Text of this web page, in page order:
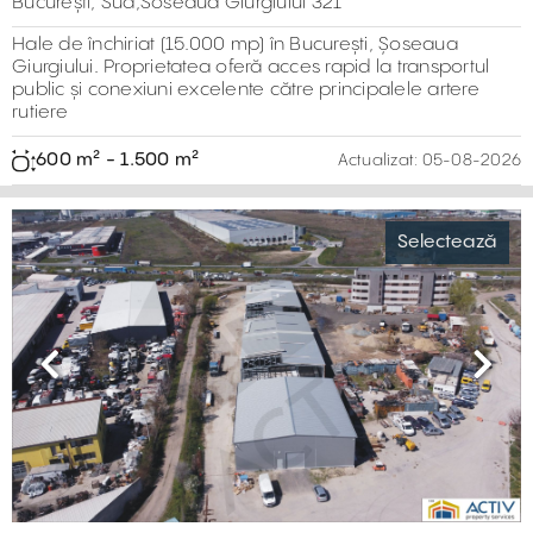
București, Nord,Strada Panduri, Rudeni
Spațiu industrial disponibil pentru închiriere în TBM Park,
un parc industrial modern situat în nord-vestul
Bucureștiului, zona Rudeni/Chitila, pe Strada Panduri.
600 m² - 1.400 m² Actualizat: 05-08-2026
Selectează
Previous Next
Hala de inchiriat - Bulevardul Timisoara
București, Vest,Bd. Timisoara 104a
Hală industrială disponibilă pentru închiriere în București,
situată pe Bulevardul Timișoara, la aproximativ 5 km de
Autostrada A1 și de Drumul Național Centura București.
Proprietatea beneficiază de acces facil la transport public
și de infrastructură industrială completă, fiind potrivită
pentru producție, depozitare sau logistică.
15.000 m² - 15.000 m² Actualizat:05-08-2026
Previous Next